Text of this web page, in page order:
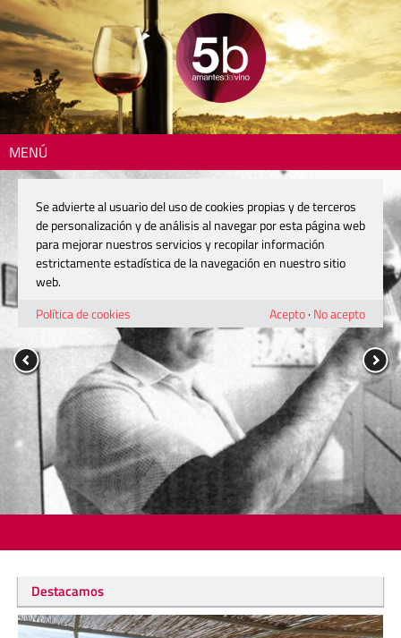
MENÚ
Destacamos
Se advierte al usuario del uso de cookies propias y de terceros
de personalización y de análisis al navegar por esta página web
para mejorar nuestros servicios y recopilar información
estrictamente estadística de la navegación en nuestro sitio
web.
Política de cookies
Acepto· No acepto